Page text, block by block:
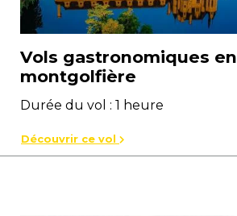
Vols gastronomiques en
montgolfière
Durée du vol : 1 heure
Découvrir ce vol